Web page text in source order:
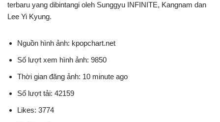
terbaru yang dibintangi oleh Sunggyu INFINITE, Kangnam dan
Lee Yi Kyung.
Nguồn hình ảnh: kpopchart.net
Số lượt xem hình ảnh: 9850
Thời gian đăng ảnh: 10 minute ago
Số lượt tải: 42159
Likes: 3774